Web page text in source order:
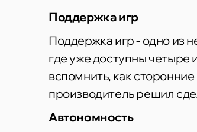
Поддержка игр
Поддержка игр - одно из
где уже доступны четыре
вспомнить, как
производитель решил
Автономность